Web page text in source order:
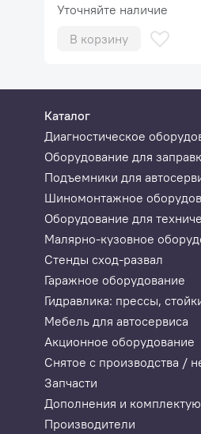
экран MaxPlus
Уточняйте наличие
В корзину
Каталог
Диагностическое
Оборудование для
Подъемники для
Шиномонтажное
Оборудование для
Малярно-кузовное
Стенды сход-развал
Гаражное оборудование
Гидравлика: прессы,
Мебель для автосервиса
Акционное оборудование
Снятое с производства /
Запчасти
Дополнения и
Производители